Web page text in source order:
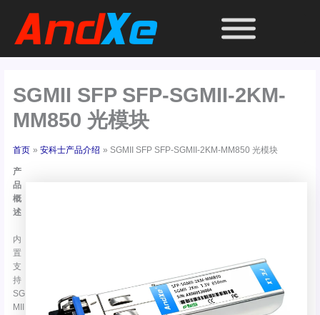
SGMII SFP SFP-SGMII-2KM-
MM850 光模块
首页 安科士产品介绍 SGMII SFP SFP-SGMII-2KM-MM850 光模块
产
品
概
述
内
置
支
持
SG
MII